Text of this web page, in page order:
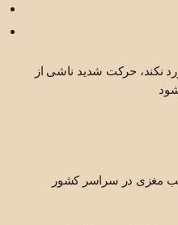
نکند، حرکت شدید ناشی از
مغزی در سراسر کشور